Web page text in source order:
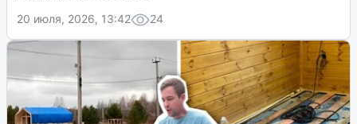
20 июля, 2026, 13:42
24